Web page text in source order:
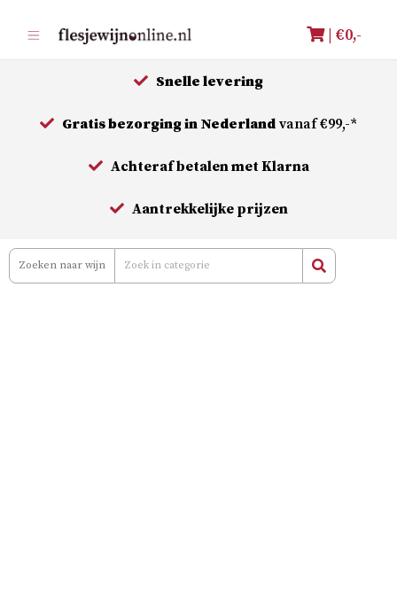
naar
de
| €0,-
Snelle levering
Gratis bezorging in Nederland vanaf €99,-*
Achteraf betalen met Klarna
Aantrekkelijke prijzen